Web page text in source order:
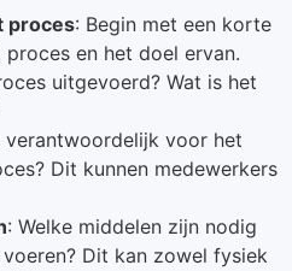
proces: Begin met een korte
en het doel ervan.
uitgevoerd? Wat is het
verantwoordelijk voor het
Dit kunnen medewerkers
: Welke middelen zijn nodig
Dit kan zowel fysiek